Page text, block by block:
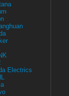
Electrics